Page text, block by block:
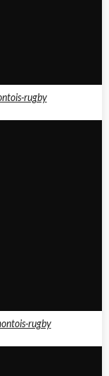
rugby
rugby